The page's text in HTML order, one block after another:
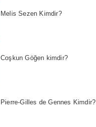
Melis Sezen Kimdir?
Coşkun Göğen kimdir?
Pierre-Gilles de Gennes Kimdir?